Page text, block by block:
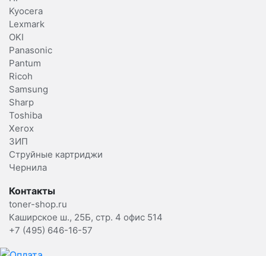
Kyocera
Lexmark
OKI
Panasonic
Pantum
Ricoh
Samsung
Sharp
Toshiba
Xerox
ЗИП
Струйные картриджи
Чернила
Контакты
toner-shop.ru
Каширское ш., 25Б, стр. 4 офис 514
+7 (495) 646-16-57